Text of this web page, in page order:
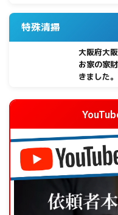
特殊清掃
大阪府大
お家の家
きました。